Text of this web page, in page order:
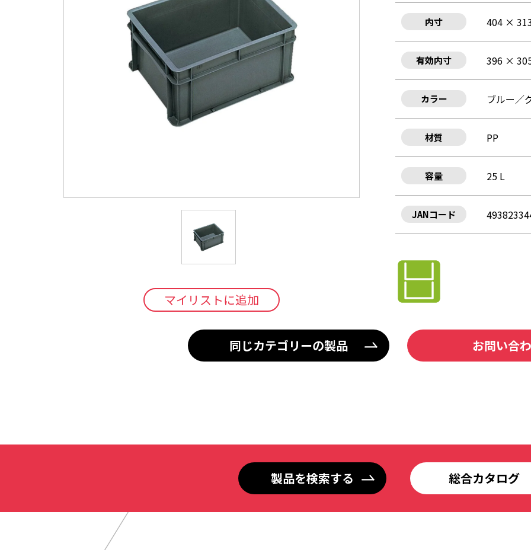
マイリストに追加
内寸 404 ×
有効内寸 396 ×
カラー ブルー／
材質 PP
容量 25 L
JANコード
同じカテゴリーの製品 お問い合
製品を検索する 総合カタログ